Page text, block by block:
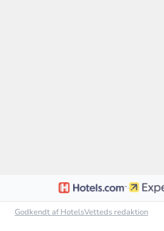
·
Godkendt af HotelsVetteds redaktion